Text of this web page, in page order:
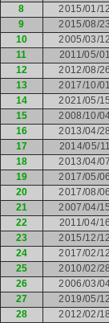
8
2015/01/12
9
2015/08/23
10
2005/03/12
11
2011/05/01
12
2012/08/26
13
2017/10/01
14
2021/05/15
15
2008/10/
16
2013/04/28
17
2014/05/11
18
2013/04/07
19
2017/05/06
20
2017/08/06
21
2007/04/15
22
2011/04/16
23
2015/12/12
24
2017/02/12
25
2010/02/28
26
2006/03/
27
2019/05/12
28
2012/02/18